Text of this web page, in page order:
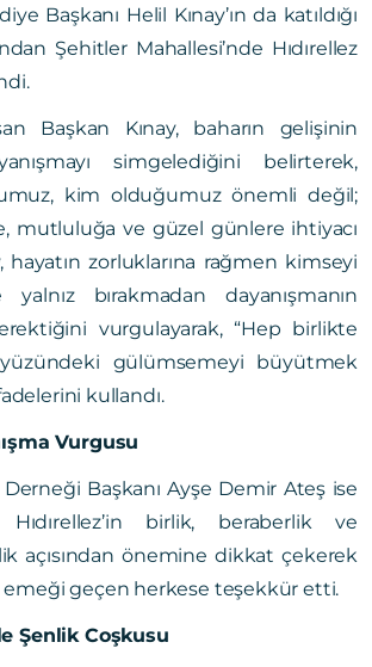
Başkanı Helil Kınay’ın da katıldığı
Şehitler Mahallesi’nde Hıdırellez
Başkan Kınay, baharın gelişinin
simgelediğini belirterek,
kim olduğumuz önemli değil;
mutluluğa ve güzel günlere ihtiyacı
hayatın zorluklarına rağmen kimseyi
yalnız bırakmadan dayanışmanın
vurgulayarak, “Hep birlikte
yüzündeki gülümsemeyi büyütmek
kullandı.
Vurgusu
Başkanı Ayşe Demir Ateş ise
Hıdırellez’in birlik, beraberlik ve
açısından önemine dikkat çekerek
emeği geçen herkese teşekkür etti.
Şenlik Coşkusu